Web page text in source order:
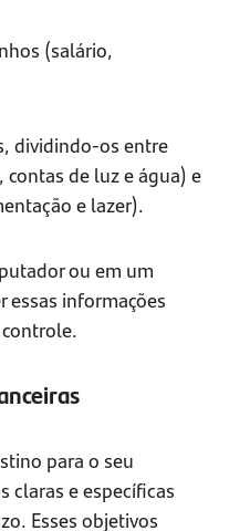
(salário,
dividindo-os entre
de luz e água) e
e lazer).
ou em um
informações
para o seu
claras e específicas
Esses objetivos